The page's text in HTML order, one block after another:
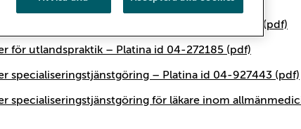
utlandspraktik – Platina id 04-272204 (pdf)
för utlandspraktik – Platina id 04-272185 (pdf)
specialiseringstjänstgöring – Platina id 04-927443 (pdf)
specialiseringstjänstgöring för läkare inom